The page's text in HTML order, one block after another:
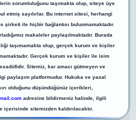
sorumluluğunu taşımakta olup, siteye üye
etmiş sayılırlar. Bu internet sitesi, herhangi
şirketi ile hiçbir bağlantısı bulunmamaktadır.
makaleler paylaşılmaktadır. Burada
taşımamakta olup, gerçek kurum ve kişiler
Gerçek kurum ve kişiler ile isim
Sitemiz, kar amacı gütmeyen ve
paylaşım platformudur. Hukuka ve yasal
olduğunu düşündüğünüz içerikleri,
adresine bildirmeniz halinde, ilgili
sitemizden kaldırılacaktır.